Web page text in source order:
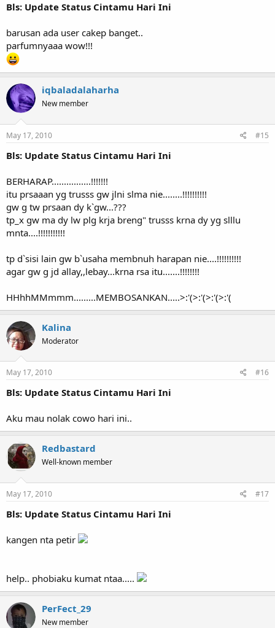
Bls: Update Status Cintamu Hari Ini
barusan ada user cakep banget..
parfumnyaaa wow!!!
iqbaladalaharha
New member
May 17, 2010 #15
Bls: Update Status Cintamu Hari Ini
BERHARAP................!!!!!!!
itu prsaaan yg trusss gw jlni slma nie........!!!!!!!!!!
gw g tw prsaan dy k`gw...???
tp_x gw ma dy lw plg krja breng" trusss krna dy yg slllu
mnta....!!!!!!!!!!!
tp d`sisi lain gw b`usaha membnuh harapan nie....!!!!!!!!!!
agar gw g jd allay,,lebay...krna rsa itu.......!!!!!!!!
HHhhMMmmm.........MEMBOSANKAN.....>:'(>:'(>:'(>:'(
Kalina
Moderator
May 17, 2010 #16
Bls: Update Status Cintamu Hari Ini
Aku mau nolak cowo hari ini..
Redbastard
Well-known member
May 17, 2010 #17
Bls: Update Status Cintamu Hari Ini
kangen nta petir
help.. phobiaku kumat ntaa.....
PerFect_29
New member